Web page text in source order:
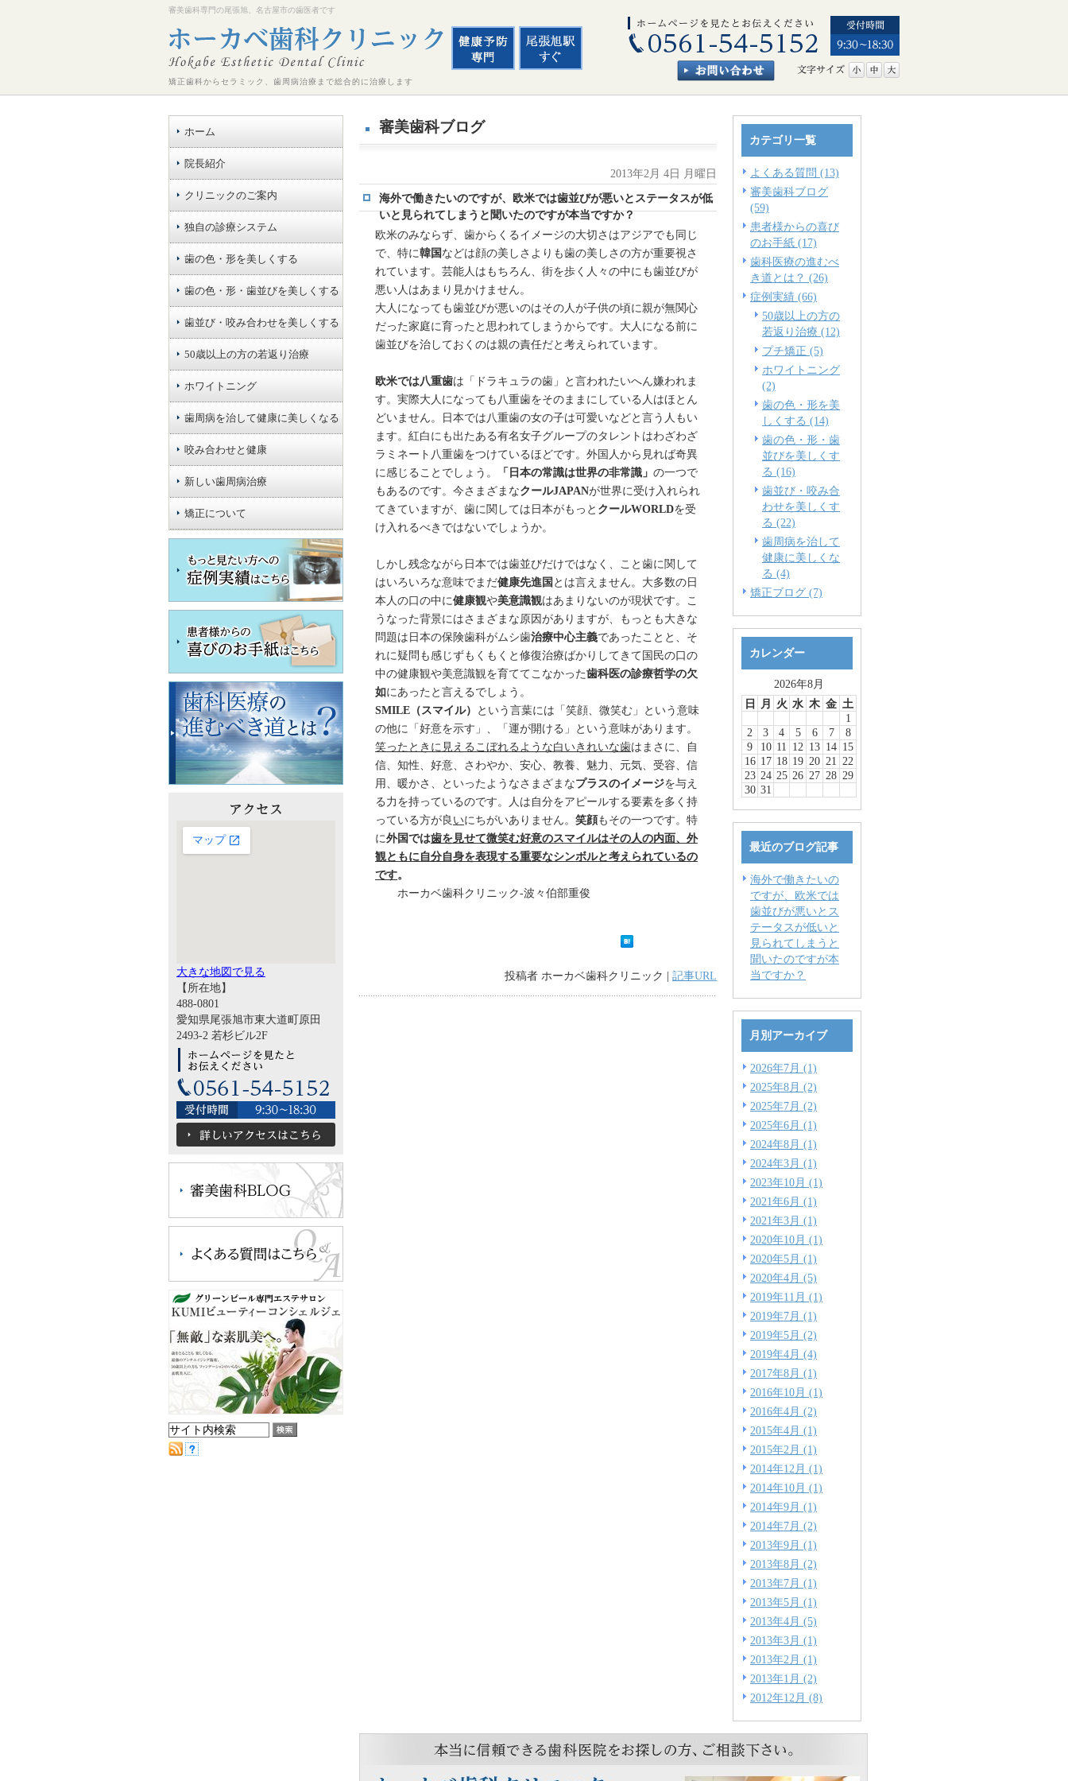
審美歯科専門の尾張旭、名古屋市の歯医者です
矯正歯科からセラミック、歯周病治療まで総合的に治療します
審美歯科ブログ
2013年2月 4日 月曜日
海外で働きたいのですが、欧米では歯並びが悪いとステータスが低
いと見られてしまうと聞いたのですが本当ですか？
欧米のみならず、歯からくるイメージの大切さはアジアでも同じ
で、特に韓国などは顔の美しさよりも歯の美しさの方が重要視さ
れています。芸能人はもちろん、街を歩く人々の中にも歯並びが
悪い人はあまり見かけません。
大人になっても歯並びが悪いのはその人が子供の頃に親が無関心
だった家庭に育ったと思われてしまうからです。大人になる前に
歯並びを治しておくのは親の責任だと考えられています。
欧米では八重歯は「ドラキュラの歯」と言われたいへん嫌われま
す。実際大人になっても八重歯をそのままにしている人はほとん
どいません。日本では八重歯の女の子は可愛いなどと言う人もい
ます。紅白にも出たある有名女子グループのタレントはわざわざ
ラミネート八重歯をつけているほどです。外国人から見れば奇異
に感じることでしょう。
「日本の常識は世界の非常識」 の一つで
もあるのです。今さまざまなクールJAPANが世界に受け入れられ
てきていますが、歯に関しては日本がもっと クールWORLDを受
け入れるべきではないでしょうか。
しかし残念ながら日本では歯並びだけではなく、こと歯に関して
はいろいろな意味でまだ健康先進国 とは言えません。大多数の日
本人の口の中に健康観や美意識観はあまりないのが現状です。こ
うなった背景にはさまざまな原因がありますが、もっとも大きな
問題は日本の保険歯科がムシ歯治療中心主義であったことと、そ
れに疑問も感じずもくもくと修復治療ばかりしてきて国民の口の
中の健康観や美意識観を育ててこなかった歯科医の診療哲学の欠
如にあったと言えるでしょう。
SMILE（スマイル）
という言葉には「笑顔、微笑む」という意味
の他に「好意を示す」、「運が開ける」という意味があります。
笑ったときに見えるこぼれるような白いきれいな歯はまさに、自
信、知性、好意、さわやか、安心、教養、魅力、元気、受容、信
用、暖かさ、といったようなさまざまなプラスのイメージを与え
る力を持っているのです。人は自分をアピールする要素を多く持
っている方が良いにちがいありません。 笑顔もその一つです。特
に外国では歯を見せて微笑む好意のスマイルはその人の内面、外
観ともに自分自身を表現する重要なシンボルと考えられているの
です。
ホーカベ歯科クリニック-波々伯部重俊
投稿者 ホーカベ歯科クリニック | 記事URL
カテゴリ一覧
よくある質問 (13)
審美歯科ブログ
(59)
患者様からの喜び
のお手紙 (17)
歯科医療の進むべ
き道とは？ (26)
症例実績 (66)
50歳以上の方の
若返り治療 (12)
プチ矯正 (5)
ホワイトニング
(2)
歯の色・形を美
しくする (14)
歯の色・形・歯
並びを美しくす
る (16)
歯並び・咬み合
わせを美しくす
る (22)
歯周病を治して
健康に美しくな
る (4)
矯正ブログ (7)
カレンダー
2026年8月
日
月 火 水 木 金 土
1
2
3 4 5 6 7
8
9
10 11 12 13 14 15
16 17 18 19 20 21
22
23 24 25 26 27 28 29
30 31
最近のブログ記事
海外で働きたいの
ですが、欧米では
歯並びが悪いとス
テータスが低いと
見られてしまうと
聞いたのですが本
当ですか？
月別アーカイブ
2026年7月 (1)
2025年8月 (2)
2025年7月 (2)
2025年6月 (1)
2024年8月 (1)
2024年3月 (1)
2023年10月 (1)
2021年6月 (1)
2021年3月 (1)
2020年10月 (1)
2020年5月 (1)
2020年4月 (5)
2019年11月 (1)
2019年7月 (1)
2019年5月 (2)
2019年4月 (4)
2017年8月 (1)
2016年10月 (1)
2016年4月 (2)
2015年4月 (1)
2015年2月 (1)
2014年12月 (1)
2014年10月 (1)
2014年9月 (1)
2014年7月 (2)
2013年9月 (1)
2013年8月 (2)
2013年7月 (1)
2013年5月 (1)
2013年4月 (5)
2013年3月 (1)
2013年2月 (1)
2013年1月 (2)
2012年12月 (8)
ホーム
院長紹介
クリニックのご案内
独自の診療システム
歯の色・形を美しくする
歯の色・形・歯並びを美しくする
歯並び・咬み合わせを美しくする
50歳以上の方の若返り治療
ホワイトニング
歯周病を治して健康に美しくなる
咬み合わせと健康
新しい歯周病治療
矯正について
大きな地図で見る
【所在地】
488-0801
愛知県尾張旭市東大道町原田
2493-2 若杉ビル2F